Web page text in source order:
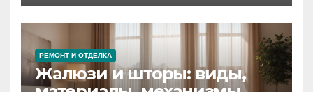
РЕМОНТ И ОТДЕЛКА
Жалюзи и шторы: виды,